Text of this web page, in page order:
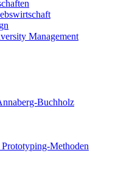
Management
Buchholz
Methoden